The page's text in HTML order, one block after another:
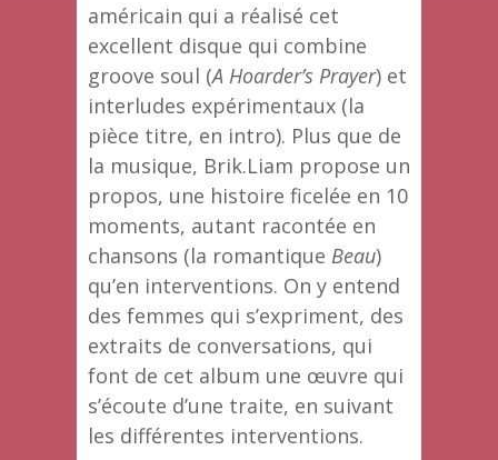
américain qui a réalisé cet
excellent disque qui combine
groove soul (A Hoarder’s Prayer) et
interludes expérimentaux (la
pièce titre, en intro). Plus que de
la musique, Brik.Liam propose un
propos, une histoire ficelée en 10
moments, autant racontée en
chansons (la romantique Beau)
qu’en interventions. On y entend
des femmes qui s’expriment, des
extraits de conversations, qui
font de cet album une œuvre qui
s’écoute d’une traite, en suivant
les différentes interventions.